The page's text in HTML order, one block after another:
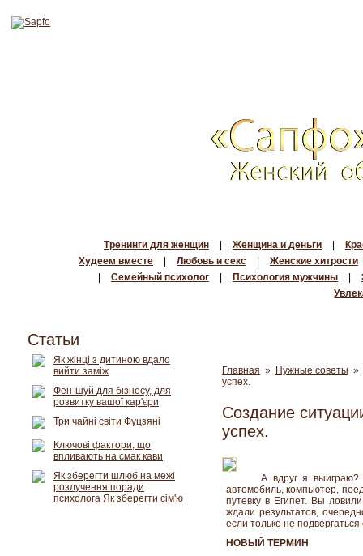
Тренинги для женщин Женщина и деньги
Худеем вместе
Любовь и секс
Женские хитрости
Семейный психолог Психология мужчины
Главная » Нужные советы »
успех.
Создание
успех.
А вдруг я выиграю?
автомобиль, компьютер,
путевку в Египет. Вы
ждали результатов,
если только не
НОВЫЙ ТЕРМИН
Статьи
Як жінці з дитиною вдало
вийти заміж
Фен-шуй для бізнесу, для
розвитку вашої кар'єри
Три чайні світи Фуцзяні
Ключові фактори, що
впливають на смак кави
Як зберегти шлюб на межі
розлучення поради
психолога Як зберегти сім'ю